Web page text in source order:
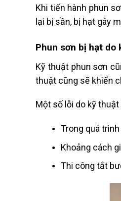
Khi tiến hành phun
lại bị sần, bị hạt gây
Phun sơn bị hạt do
Kỹ thuật phun sơn
thuật cũng sẽ khiến
Một số lỗi do kỹ
Trong quá
Khoảng cách
Thi công tắt